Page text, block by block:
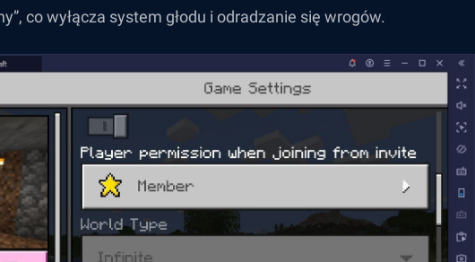
co wyłącza system głodu i odradzanie się wrogów.